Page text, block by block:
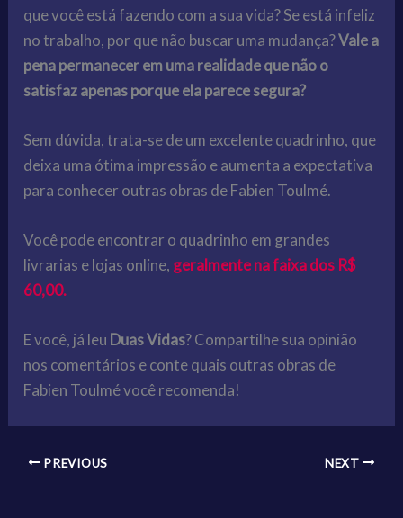
que você está fazendo com a sua vida? Se está infeliz
no trabalho, por que não buscar uma mudança?Vale a
pena permanecer em uma realidade que não o
satisfaz apenas porque ela parece segura?
Sem dúvida, trata-se de um excelente quadrinho, que
deixa uma ótima impressão e aumenta a expectativa
para conhecer outras obras de Fabien Toulmé.
Você pode encontrar o quadrinho em grandes
livrarias e lojas online, geralmente na faixa dos R$
60,00.
E você, já leu Duas Vidas? Compartilhe sua opinião
nos comentários e conte quais outras obras de
Fabien Toulmé você recomenda!
PREVIOUS NEXT